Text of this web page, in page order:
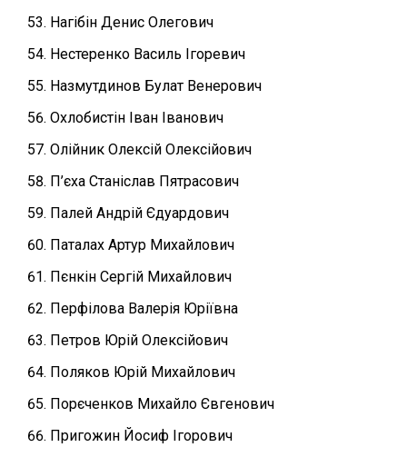
Нагібін Денис Олегович
Нестеренко Василь Ігоревич
Назмутдинов Булат Венерович
Охлобистін Іван Іванович
Олійник Олексій Олексійович
П’єха Станіслав Пятрасович
Палей Андрій Єдуардович
Паталах Артур Михайлович
Пєнкін Сергій Михайлович
Перфілова Валерія Юріївна
Петров Юрій Олексійович
Поляков Юрій Михайлович
Порєченков Михайло Євгенович
Пригожин Йосиф Ігорович